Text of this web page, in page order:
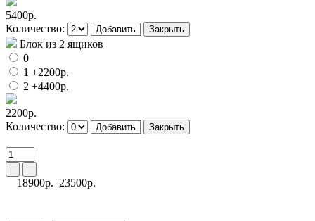
5400р.
Количество:
Добавить Закрыть
Блок из 2 ящиков
0
1 +2200р.
2 +4400р.
2200р.
Количество:
Добавить Закрыть
18900р. 23500р.